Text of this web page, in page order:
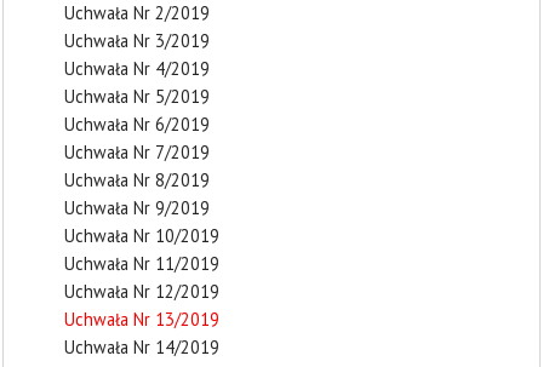
Uchwała Nr 2/2019
Uchwała Nr 3/2019
Uchwała Nr 4/2019
Uchwała Nr 5/2019
Uchwała Nr 6/2019
Uchwała Nr 7/2019
Uchwała Nr 8/2019
Uchwała Nr 9/2019
Uchwała Nr 10/2019
Uchwała Nr 11/2019
Uchwała Nr 12/2019
Uchwała Nr 13/2019
Uchwała Nr 14/2019